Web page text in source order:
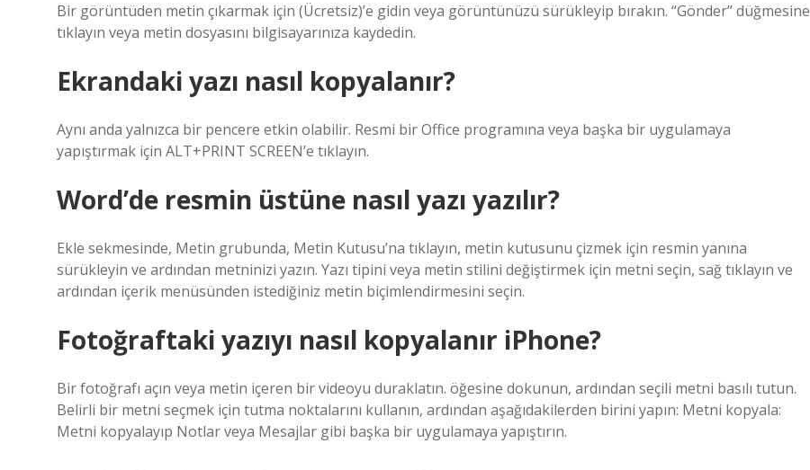
Bir görüntüden metin çıkarmak için (Ücretsiz)’e gidin veya görüntünüzü sürükleyip bırakın. “Gönder” düğmesine
tıklayın veya metin dosyasını bilgisayarınıza kaydedin.
Ekrandaki yazı nasıl kopyalanır?
Aynı anda yalnızca bir pencere etkin olabilir. Resmi bir Office programına veya başka bir uygulamaya
yapıştırmak için ALT+PRINT SCREEN’e tıklayın.
Word’de resmin üstüne nasıl yazı yazılır?
Ekle sekmesinde, Metin grubunda, Metin Kutusu’na tıklayın, metin kutusunu çizmek için resmin yanına
sürükleyin ve ardından metninizi yazın. Yazı tipini veya metin stilini değiştirmek için metni seçin, sağ tıklayın ve
ardından içerik menüsünden istediğiniz metin biçimlendirmesini seçin.
Fotoğraftaki yazıyı nasıl kopyalanır iPhone?
Bir fotoğrafı açın veya metin içeren bir videoyu duraklatın. öğesine dokunun, ardından seçili metni basılı tutun.
Belirli bir metni seçmek için tutma noktalarını kullanın, ardından aşağıdakilerden birini yapın: Metni kopyala:
Metni kopyalayıp Notlar veya Mesajlar gibi başka bir uygulamaya yapıştırın.